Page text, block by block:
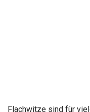
Flachwitze sind für